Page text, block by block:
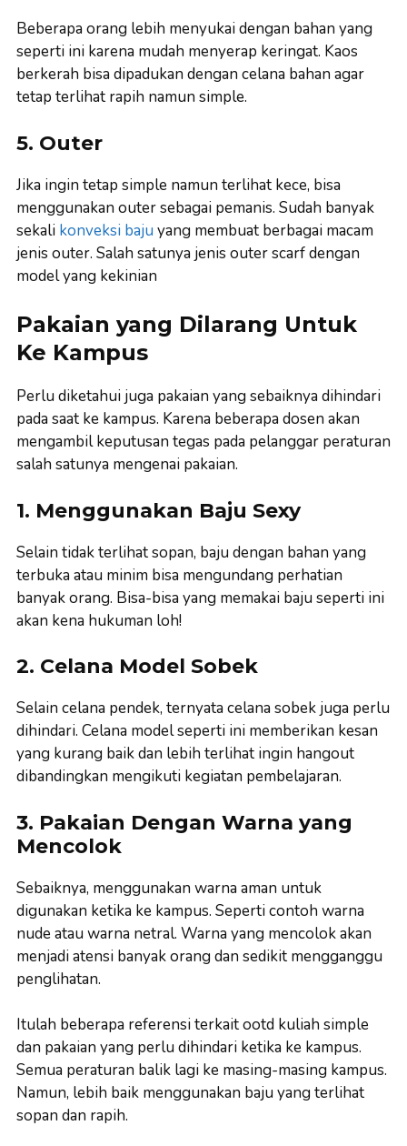
Beberapa orang lebih menyukai dengan bahan yang
seperti ini karena mudah menyerap keringat. Kaos
berkerah bisa dipadukan dengan celana bahan agar
tetap terlihat rapih namun simple.
5. Outer
Jika ingin tetap simple namun terlihat kece, bisa
menggunakan outer sebagai pemanis. Sudah banyak
sekali konveksi baju yang membuat berbagai macam
jenis outer. Salah satunya jenis outer scarf dengan
model yang kekinian
Pakaian yang Dilarang Untuk
Ke Kampus
Perlu diketahui juga pakaian yang sebaiknya dihindari
pada saat ke kampus. Karena beberapa dosen akan
mengambil keputusan tegas pada pelanggar peraturan
salah satunya mengenai pakaian.
1. Menggunakan Baju Sexy
Selain tidak terlihat sopan, baju dengan bahan yang
terbuka atau minim bisa mengundang perhatian
banyak orang. Bisa-bisa yang memakai baju seperti ini
akan kena hukuman loh!
2. Celana Model Sobek
Selain celana pendek, ternyata celana sobek juga perlu
dihindari. Celana model seperti ini memberikan kesan
yang kurang baik dan lebih terlihat ingin hangout
dibandingkan mengikuti kegiatan pembelajaran.
3. Pakaian Dengan Warna yang
Mencolok
Sebaiknya, menggunakan warna aman untuk
digunakan ketika ke kampus. Seperti contoh warna
nude atau warna netral. Warna yang mencolok akan
menjadi atensi banyak orang dan sedikit mengganggu
penglihatan.
Itulah beberapa referensi terkait ootd kuliah simple
dan pakaian yang perlu dihindari ketika ke kampus.
Semua peraturan balik lagi ke masing-masing kampus.
Namun, lebih baik menggunakan baju yang terlihat
sopan dan rapih.